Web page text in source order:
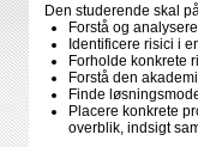
Den studerende skal
Forstå og
Identificere risici i
Forholde konkrete
Forstå den
Finde
Placere konkrete
overblik, indsigt